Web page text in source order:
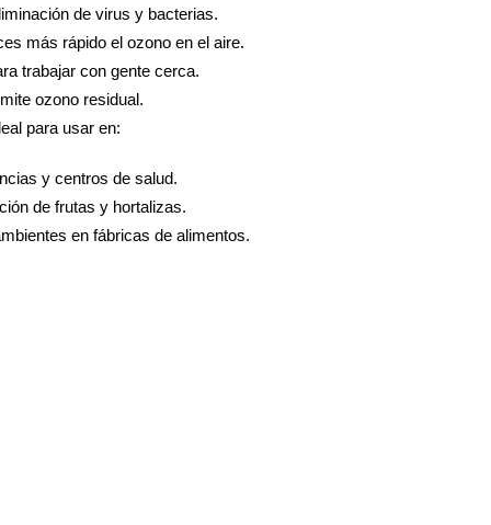
de virus y bacterias.
más rápido el ozono en el aire.
trabajar con gente cerca.
ozono residual.
para usar en:
y centros de salud.
de frutas y hortalizas.
en fábricas de alimentos.